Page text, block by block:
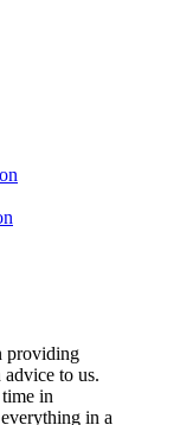
providing
advice to us.
in
in a